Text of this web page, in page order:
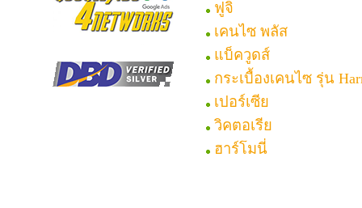
ฟูจิ
เคนไซ พลัส
แบ็ควูดส์
กระเบื้องเคนไซ รุ่น
เปอร์เซีย
วิคตอเรีย
ฮาร์โมนี่